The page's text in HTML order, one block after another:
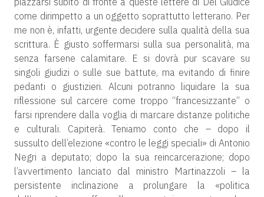
come dirimpetto a un oggetto soprattutto letterario. Per
me non è, infatti, urgente decidere sulla qualità della sua
scrittura. È giusto soffermarsi sulla sua personalità, ma
senza farsene calamitare. E si dovrà pur scavare su
singoli giudizi o sulle sue battute, ma evitando di finire
pedanti o giustizieri. Alcuni potranno liquidare la sua
riflessione sul carcere come troppo “francesizzante” o
farsi riprendere dalla voglia di marcare distanze politiche
e culturali. Capiterà. Teniamo conto che – dopo il
sussulto dell’elezione «contro le leggi speciali» di Antonio
Negri a deputato; dopo la sua reincarcerazione; dopo
l’avvertimento lanciato dal ministro Martinazzoli – la
persistente inclinazione a prolungare la «politica